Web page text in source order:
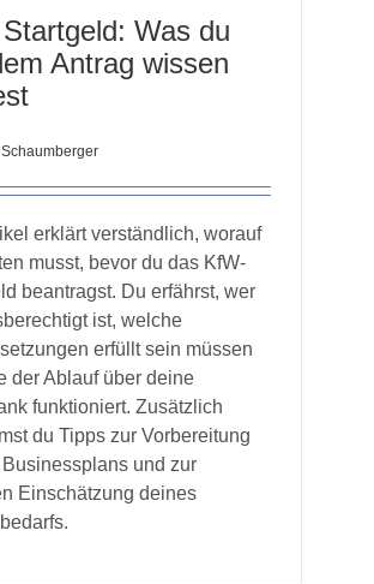
Was du
Antrag wissen
erklärt verständlich, worauf
musst, bevor du das KfW-
beantragst. Du erfährst, wer
ist, welche
erfüllt sein müssen
der Ablauf über deine
funktioniert. Zusätzlich
du Tipps zur Vorbereitung
und zur
Einschätzung deines